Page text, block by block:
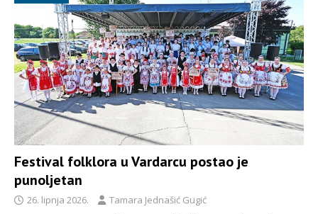
Festival folklora u Vardarcu postao je
punoljetan
26. lipnja 2026. Tamara Jednašić Gugić